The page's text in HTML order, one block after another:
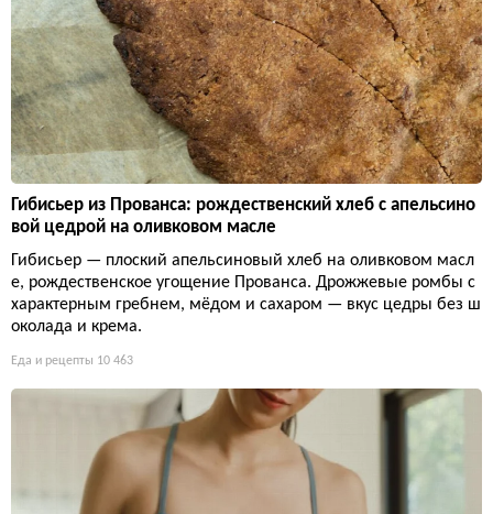
Гибисьер из Прованса: рождественский хлеб с апельсино
вой цедрой на оливковом масле
Гибисьер — плоский апельсиновый хлеб на оливковом масл
е, рождественское угощение Прованса. Дрожжевые ромбы с
характерным гребнем, мёдом и сахаром — вкус цедры без ш
околада и крема.
Еда и рецепты 10 463